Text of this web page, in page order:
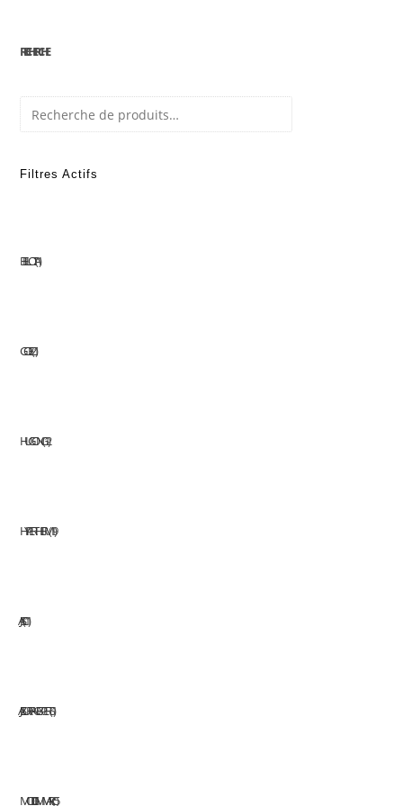
RECHERCHE
Filtres Actifs
BELLOTA1
GOELZ1
HUGONG12
HYPERTHERM19
JASIC11
JAZ SURFACE EXPERTS1
MODI GMM ARC5